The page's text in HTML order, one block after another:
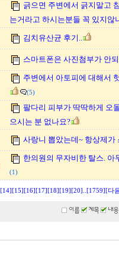
긁으면 주변에서 긁지말고
는거라고 하시는분들 꼭 있지않
김치유산균 후기..
스마트폰은 사진첨부가 안
주변에서 아토피에 대해서
(5)
팔다리 피부가 딱딱하게 오
으시는 분 없나요?
사랑니 뽑았는데~ 항상제가
한의원의 무자비한 탈스. 아
(1)
[14] [15] [16] [17] [18] [19] [20] [1759] [다